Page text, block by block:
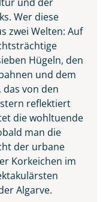
Wer diese
zwei Welten: Auf
Hügeln, den
und dem
von den
reflektiert
die wohltuende
man die
der urbane
Korkeichen im
Algarve.